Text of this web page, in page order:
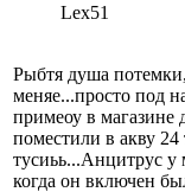
Lex51
Рыбтя душа
меняе...просто под
примеоу в магазине
поместили в акву 24
тусиьь...Анцитрус у
когда он включен